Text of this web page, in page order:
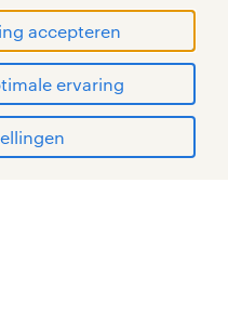
accepteren
ervaring
en SHAPING THE